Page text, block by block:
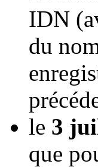
IDN
du
le 3
que